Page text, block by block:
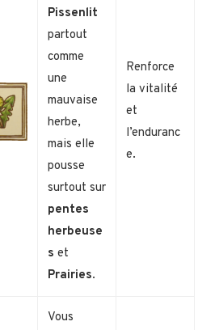
Pissenlit
partout
comme
une
mauvaise
herbe,
mais elle
pousse
surtout sur
pentes
herbeuse
s et
Prairies.
Renforce
la vitalité
et
l’enduranc
e.
Vous